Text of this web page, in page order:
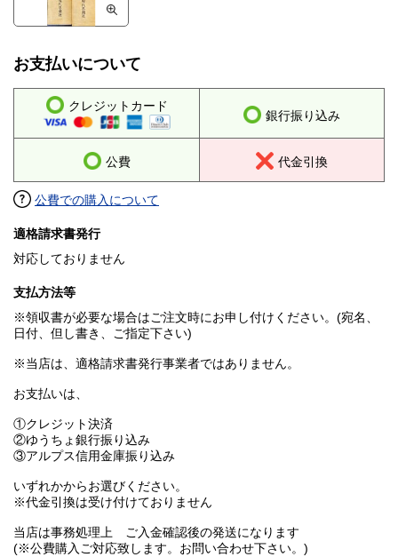
お支払いについて
クレジットカード
銀行振り込み
公費 代金引換
公費での購入について
適格請求書発行
対応しておりません
支払方法等
※領収書が必要な場合はご注文時にお申し付けください。(宛名、
日付、但し書き、ご指定下さい)
※当店は、適格請求書発行事業者ではありません。
お支払いは、
①クレジット決済
②ゆうちょ銀行振り込み
③アルプス信用金庫振り込み
いずれかからお選びください。
※代金引換は受け付けておりません
当店は事務処理上 ご入金確認後の発送になります
(※公費購入ご対応致します。お問い合わせ下さい。)